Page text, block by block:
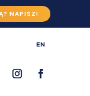
NAPISZ!
EN